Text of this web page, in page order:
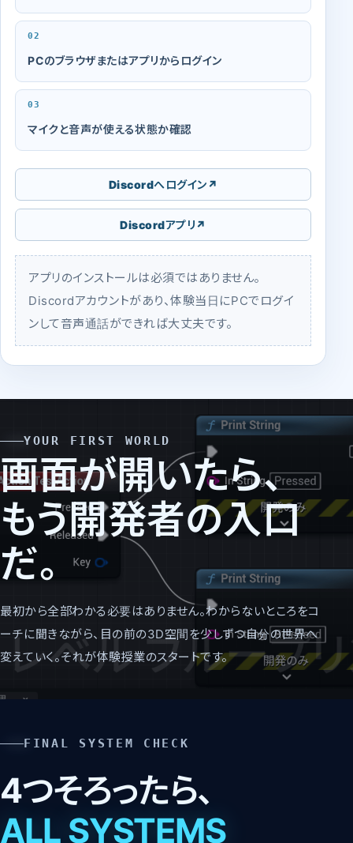
PCのブラウザまたはアプリからログイン
マイクと音声が使える状態か確認
Discordへログイン
Discordアプリ
アプリのインストールは必須ではありません。
Discordアカウントがあり、体験当日にPCでログイ
ンして音声通話ができれば大丈夫です。
YOUR FIRST WORLD
画面が開いたら、
もう開発者の入口
だ。
最初から全部わかる必要はありません。わからないところをコ
ーチに聞きながら、目の前の3D空間を少しずつ自分の世界へ
変えていく。それが体験授業のスタートです。
FINAL SYSTEM CHECK
4つそろったら、
ALL SYSTEMS